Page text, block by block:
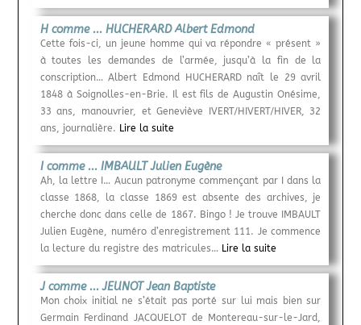
H comme ... HUCHERARD Albert Edmond
Cette fois-ci, un jeune homme qui va répondre « présent »
à toutes les demandes de l’armée, jusqu’à la fin de la
conscription… Albert Edmond HUCHERARD naît le 29 avril
1848 à Soignolles-en-Brie. Il est fils de Augustin Onésime,
33 ans, manouvrier, et Geneviève IVERT/HIVERT/HIVER, 32
ans, journalière. Lire la suite
I comme ... IMBAULT Julien Eugène
Ah, la lettre I… Aucun patronyme commençant par I dans la
classe 1868, la classe 1869 est absente des archives, je
cherche donc dans celle de 1867. Bingo ! Je trouve IMBAULT
Julien Eugène, numéro d’enregistrement 111. Je commence
la lecture du registre des matricules… Lire la suite
J comme ... JEUNOT Jean Baptiste
Mon choix initial ne s’était pas porté sur lui mais bien sur
Germain Ferdinand JACQUELOT de Montereau-sur-le-Jard,